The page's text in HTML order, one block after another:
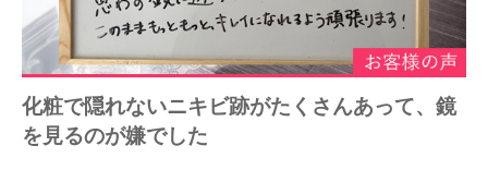
化粧で隠れないニキビ跡がたくさんあって、鏡
を見るのが嫌でした